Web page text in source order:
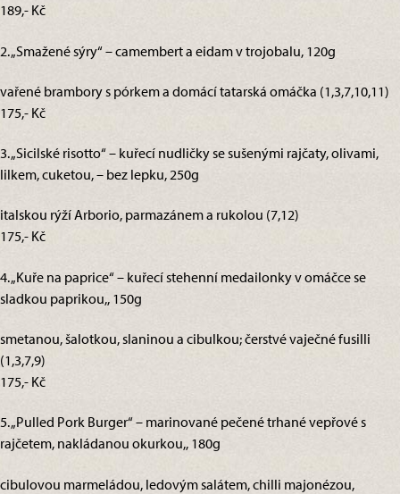
189,- Kč
2. „Smažené sýry“ – camembert a eidam v trojobalu, 120g
vařené brambory s pórkem a domácí tatarská omáčka (1,3,7,10,11)
175,- Kč
3. „Sicilské risotto“ – kuřecí nudličky se sušenými rajčaty, olivami,
lilkem, cuketou, – bez lepku, 250g
italskou rýží Arborio, parmazánem a rukolou (7,12)
175,- Kč
4. „Kuře na paprice“ – kuřecí stehenní medailonky v omáčce se
sladkou paprikou,, 150g
smetanou, šalotkou, slaninou a cibulkou; čerstvé vaječné fusilli
(1,3,7,9)
175,- Kč
5. „Pulled Pork Burger“ – marinované pečené trhané vepřové s
rajčetem, nakládanou okurkou,, 180g
cibulovou marmeládou, ledovým salátem, chilli majonézou,